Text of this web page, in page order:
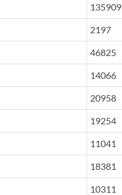
135909
2197
46825
14066
20958
19254
11041
18381
10311